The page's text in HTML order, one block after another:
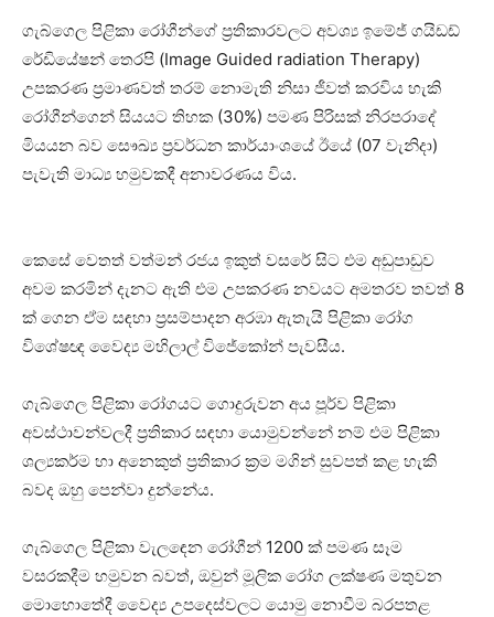
ගැබ්ගෙල පිළිකා රෝගීන්ගේ ප්‍රතිකාරවලට අවශ්‍ය ඉමේජ් ගයිඩඩ්
රේඩියේෂන් තෙරපි (Image Guided radiation Therapy)
උපකරණ ප්‍රමාණවත් තරම් නොමැති නිසා ජීවත් කරවිය හැකි
රෝගීන්ගෙන් සියයට තිහක (30%) පමණ පිරිසක් නිරපරාදේ
මියයන බව සෞඛ්‍ය ප්‍රවර්ධන කාර්යාංශයේ ඊයේ (07 වැනිදා)
පැවැති මාධ්‍ය හමුවකදී අනාවරණය විය.
කෙසේ වෙතත් වත්මන් රජය ඉකුත් වසරේ සිට එම අඩුපාඩුව
අවම කරමින් දැනට ඇති එම උපකරණ නවයට අමතරව තවත් 8
ක් ගෙන ඒම සඳහා ප්‍රසම්පාදන අරඹා ඇතැයි පිළිකා රෝග
විශේෂඥ වෛද්‍ය මහිලාල් විජේකෝන් පැවසීය.
ගැබ්ගෙල පිළිකා රෝගයට ගොදුරුවන අය පූර්ව පිළිකා
අවස්ථාවන්වලදී ප්‍රතිකාර සඳහා යොමුවන්නේ නම් එම පිළිකා
ශල්‍යකර්ම හා අනෙකුත් ප්‍රතිකාර ක්‍රම මගින් සුවපත් කළ හැකි
බවද ඔහු පෙන්වා දුන්නේය.
ගැබ්ගෙල පිළිකා වැලඳෙන රෝගීන් 1200 ක් පමණ සෑම
වසරකදීම හමුවන බවත්, ඔවුන් මූලික රෝග ලක්ෂණ මතුවන
මොහොතේදී වෛද්‍ය උපදෙස්වලට යොමු නොවීම බරපතළ